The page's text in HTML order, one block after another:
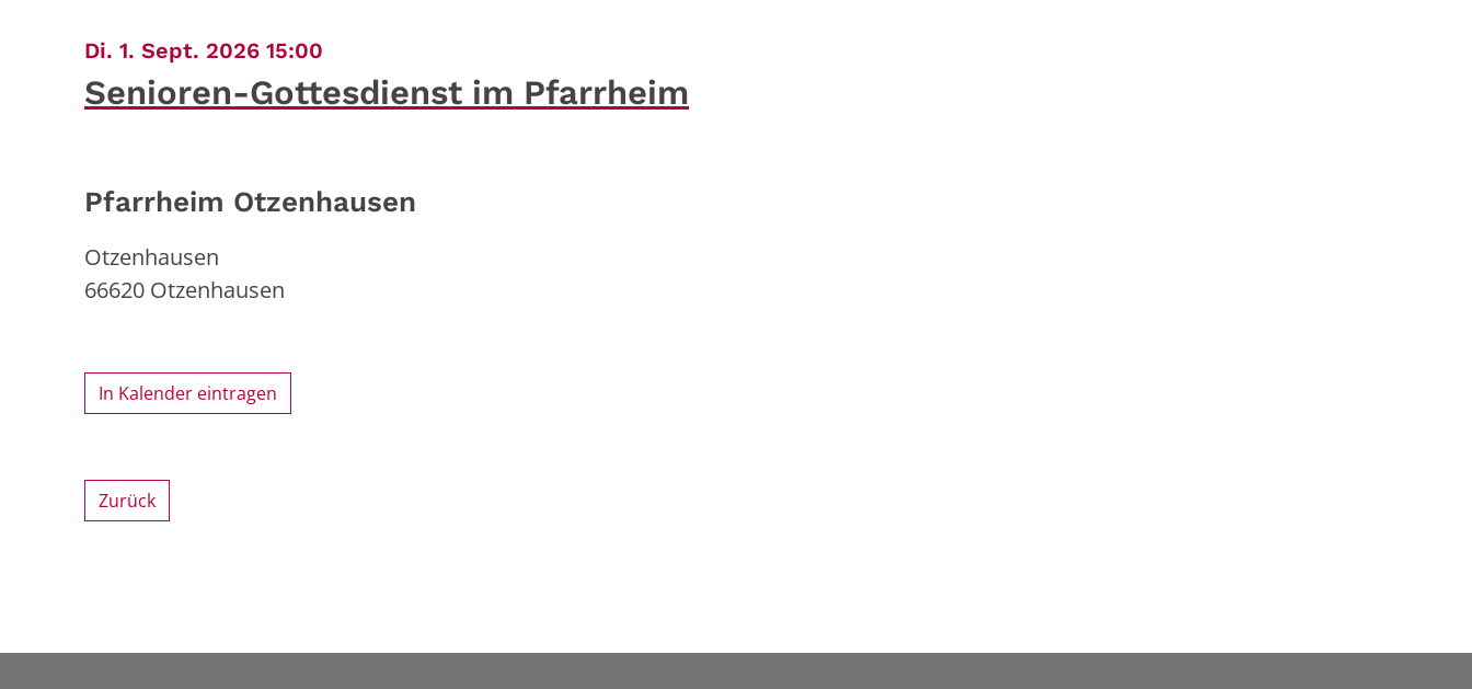
Di. 1. Sept. 2026 15:00
Senioren-Gottesdienst im Pfarrheim
Pfarrheim Otzenhausen
Otzenhausen
66620 Otzenhausen
In Kalender eintragen
Zurück